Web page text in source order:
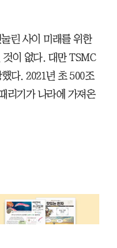
린 사이 미래를 위한
이 없다. 대만 TSMC
다. 2021년 초 500조
리기가 나라에 가져온